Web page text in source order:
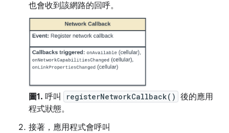
也會收到該網路的回呼。
圖1. 呼叫 registerNetworkCallback() 後的應用
程式狀態。
接著，應用程式會呼叫